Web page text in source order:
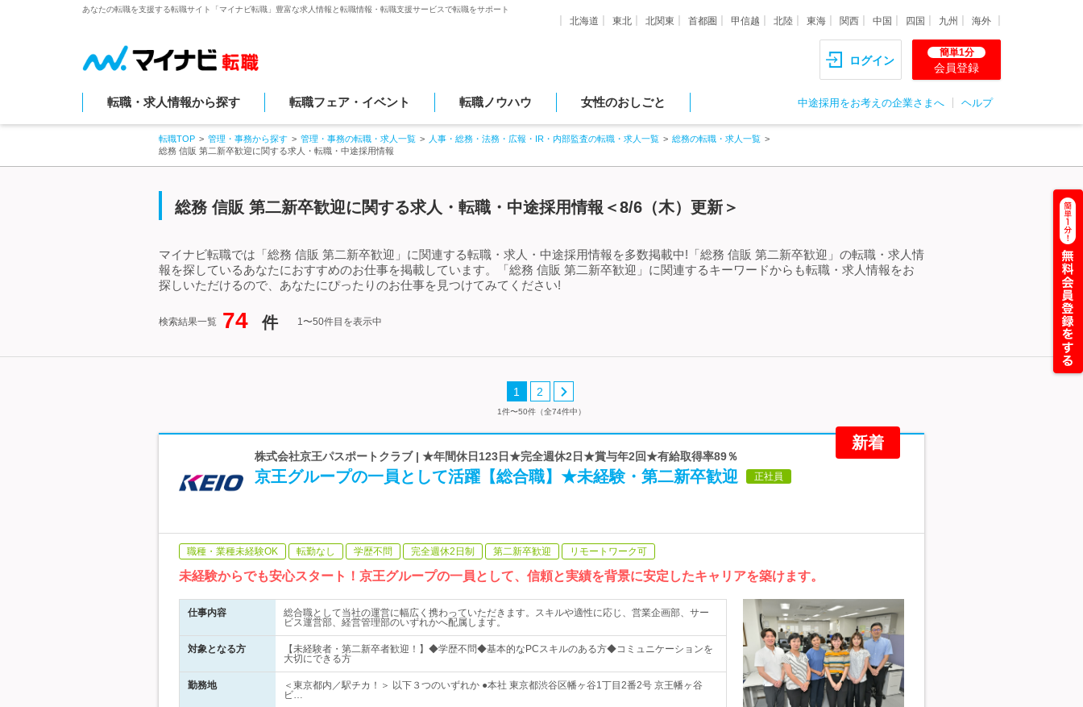
あなたの転職を支援する転職サイト「マイナビ転職」豊富な求人情報と転職情報・転職支援サービスで転職をサポート
北海道 東北 北関東 首都圏 甲信越 北陸 東海 関西 中国 四国 九州 海外
ログイン
簡単1分
会員登録
転職・求人情報から探す 転職フェア・イベント 転職ノウハウ 女性のおしごと 中途採用をお考えの企業さまへ ヘルプ
転職TOP 管理・事務から探す 管理・事務の転職・求人一覧 人事・総務・法務・広報・IR・内部監査の転職・求人一覧
総務の転職・求人一覧
総務 信販 第二新卒歓迎に関する求人・転職・中途採用情報
総務 信販 第二新卒歓迎に関する求人・転職・中途採用情報＜8/6（木）更新＞
マイナビ転職では「総務 信販 第二新卒歓迎」に関連する転職・求人・中途採用情報を多数掲載中!「総務 信販 第二新卒歓迎」の転職・求人情
報を探しているあなたにおすすめのお仕事を掲載しています。「総務 信販 第二新卒歓迎」に関連するキーワードからも転職・求人情報をお
探しいただけるので、あなたにぴったりのお仕事を見つけてみてください!
検索結果一覧 74 件 1〜50件目を表示中
1 2
1件〜50件（全74件中）
新着
株式会社京王パスポートクラブ | ★年間休日123日★完全週休2日★賞与年2回★有給取得率89％
京王グループの一員として活躍【総合職】★未経験・第二新卒歓迎 正社員
職種・業種未経験OK 転勤なし 学歴不問 完全週休2日制 第二新卒歓迎 リモートワーク可
未経験からでも安心スタート！京王グループの一員として、信頼と実績を背景に安定したキャリアを築けます。
仕事内容
総合職として当社の運営に幅広く携わっていただきます。スキルや適性に応じ、営業企画部、サー
ビス運営部、経営管理部のいずれかへ配属します。
対象となる方
【未経験者・第二新卒者歓迎！】◆学歴不問◆基本的なPCスキルのある方◆コミュニケーションを
大切にできる方
勤務地
＜東京都内／駅チカ！＞ 以下３つのいずれか ●本社 東京都渋谷区幡ヶ谷1丁目2番2号 京王幡ヶ谷
ビ…